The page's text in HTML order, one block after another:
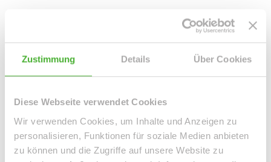
Zustimmung Details Über Cookies
Diese Webseite verwendet Cookies
Wir verwenden Cookies, um Inhalte und Anzeigen zu
personalisieren, Funktionen für soziale Medien anbieten
zu können und die Zugriffe auf unsere Website zu
Weiterhin gibt es einen TG-Stellplatz der mtl. 50,00 EUR
kostet.
Ansprechpartner